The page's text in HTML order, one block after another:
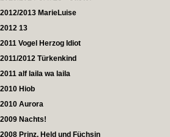
2012/2013 MarieLuise
2012 13
2011 Vogel Herzog Idiot
2011/2012 Türkenkind
2011 alf laila wa laila
2010 Hiob
2010 Aurora
2009 Nachts!
2008 Prinz, Held und Füchsin